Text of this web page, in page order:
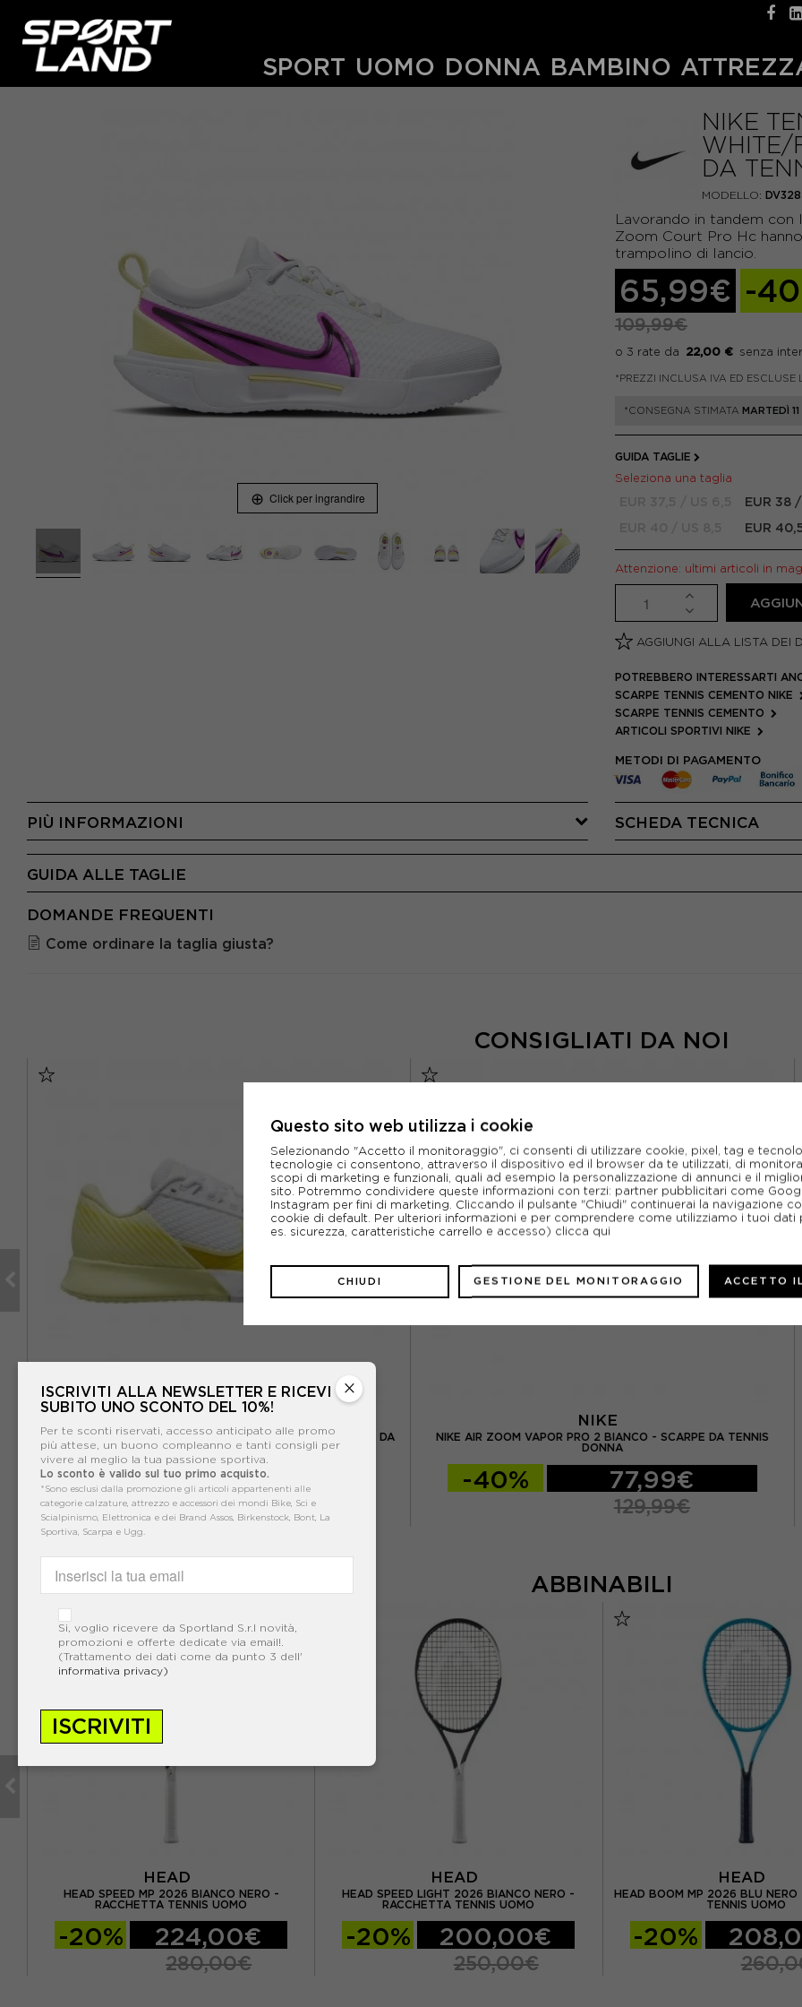
SPORT UOMO DONNA BAMBINO
Click per ingrandire
NIKE
WHITE/
DA
MODELLO:
Lavorando in tandem con
Zoom Court Pro Hc
trampolino di lancio.
65,99€ -
109,99€
22,00 €
*PREZZI INCLUSA IVA ED ESCLUSE
*CONSEGNA STIMATA MARTEDÌ
GUIDA TAGLIE
Seleziona una taglia
EUR 38
EUR
Attenzione: ultimi articoli in
AGGIUNGI ALLA LISTA DEI
POTREBBERO INTERESSARTI
SCARPE TENNIS CEMENTO NIKE
SCARPE TENNIS CEMENTO
ARTICOLI SPORTIVI NIKE
METODI DI PAGAMENTO
PIÙ INFORMAZIONI SCHEDA TECNICA
GUIDA ALLE TAGLIE
DOMANDE FREQUENTI
Come ordinare la taglia giusta?
CONSIGLIATI DA NOI
NIKE AIR ZOOM VAPOR PRO 2 HC BIANCO GIALLO - SCARPE DA
TENNIS DONNA
-40% 77,99€
129,99€
NIKE
NIKE AIR ZOOM VAPOR PRO 2 BIANCO - SCARPE DA TENNIS
DONNA
-40% 77,99€
129,99€
ABBINABILI
HEAD
HEAD SPEED MP 2026 BIANCO NERO -
RACCHETTA TENNIS UOMO
-20% 224,00€
280,00€
HEAD
HEAD SPEED LIGHT 2026 BIANCO NERO -
RACCHETTA TENNIS UOMO
-20% 200,00€
250,00€
HEAD
HEAD BOOM MP 2026 BLU NERO
TENNIS UOMO
-20%
×
ISCRIVITI ALLA NEWSLETTER E RICEVI
SUBITO UNO SCONTO DEL 10%!
Per te sconti riservati, accesso anticipato alle promo
più attese, un buono compleanno e tanti consigli per
vivere al meglio la tua passione sportiva.
Lo sconto è valido sul tuo primo acquisto.
*Sono esclusi dalla promozione gli articoli appartenenti alle
categorie calzature, attrezzo e accessori dei mondi Bike, Sci e
Scialpinismo, Elettronica e dei Brand Assos, Birkenstock, Bont, La
Sportiva, Scarpa e Ugg.
Si, voglio ricevere da Sportland S.r.l novità,
promozioni e offerte dedicate via email!.
(Trattamento dei dati come da punto 3 dell'
informativa privacy)
ISCRIVITI
Questo sito web utilizza i cookie
Selezionando "Accetto il monitoraggio", ci consenti di utilizzare cookie, pixel, tag e
tecnologie ci consentono, attraverso il dispositivo ed il browser da te utilizzati, di
scopi di marketing e funzionali, quali ad esempio la personalizzazione di annunci e il
sito. Potremmo condividere queste informazioni con terzi: partner pubblicitari come
Instagram per fini di marketing. Cliccando il pulsante "Chiudi" continuerai la navigazione
cookie di default. Per ulteriori informazioni e per comprendere come utilizziamo i tuoi
es. sicurezza, caratteristiche carrello e accesso) clicca qui
CHIUDI GESTIONE DEL MONITORAGGIO ACCETTO